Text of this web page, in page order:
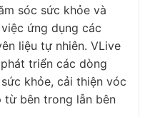
sóc sức khỏe và
ứng dụng các
liệu tự nhiên. VLive
triển các dòng
khỏe, cải thiện vóc
từ bên trong lẫn bên